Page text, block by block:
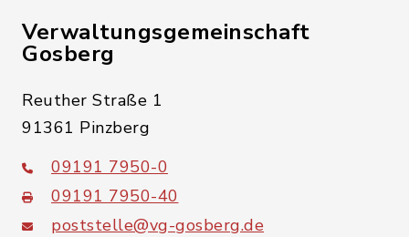
Verwaltungsgemeinschaft
Gosberg
Reuther Straße 1
91361 Pinzberg
09191 7950-0
09191 7950-40
poststelle@vg-gosberg.de